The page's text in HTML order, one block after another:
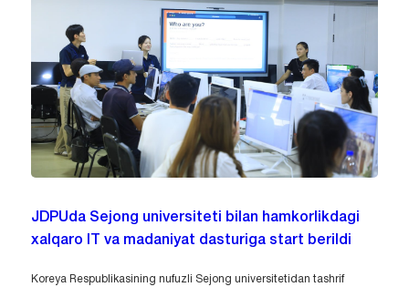
JDPUda Sejong universiteti bilan hamkorlikdagi
xalqaro IT va madaniyat dasturiga start berildi
Koreya Respublikasining nufuzli Sejong universitetidan tashrif